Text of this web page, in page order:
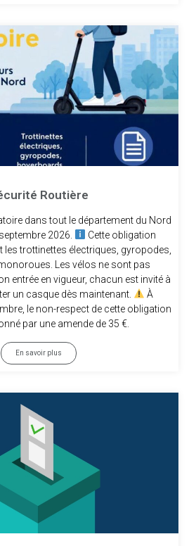
Routière
dans tout le département du Nord
2026.
Cette obligation
trottinettes électriques, gyropodes,
Les vélos ne sont pas
entrée en vigueur, chacun est invité à
un casque dès maintenant.
À
le non-respect de cette obligation
par une amende de 35 €.
En savoir plus